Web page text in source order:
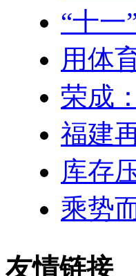
“十一
用体
荣成
福建
库存
乘势
友情链接